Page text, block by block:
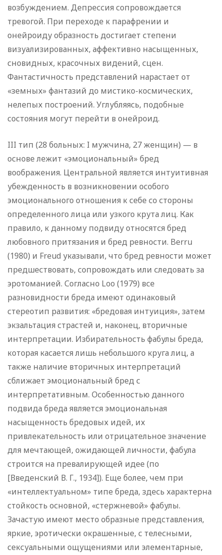
возбуждением. Депрессия сопровождается
тревогой. При переходе к парафрении и
онейроиду образность достигает степени
визуализированных, аффективно насыщенных,
сновидных, красочных видений, сцен.
Фантастичность представлений нарастает от
«земных» фантазий до мистико-космических,
нелепых построений. Углубляясь, подобные
состояния могут перейти в онейроид.
III тип (28 больных: I мужчина, 27 женщин) — в
основе лежит «эмоциональный» бред
воображения. Центральной является интуитивная
убежденность в возникновении особого
эмоционального отношения к себе со стороны
определенного лица или узкого крута лиц. Как
правило, к данному подвиду относятся бред
любовного притязания и бред ревности. Berru
(1980) и Freud указывали, что бред ревности может
предшествовать, сопровождать или следовать за
эротоманией. Согласно Loo (1979) все
разновидности бреда имеют одинаковый
стереотип развития: «бредовая интуиция», затем
экзальтация страстей и, наконец, вторичные
интерпретации. Избирательность фабулы бреда,
которая касается лишь небольшого круга лиц, а
также наличие вторичных интерпретаций
сближает эмоциональный бред с
интерпретативным. Особенностью данного
подвида бреда является эмоциональная
насыщенность бредовых идей, их
привлекательность или отрицательное значение
для мечтающей, ожидающей личности, фабула
строится на превалирующей идее (по
[Введенский В. Г., 1934]). Еще более, чем при
«интеллектуальном» типе бреда, здесь характерна
стойкость основной, «стержневой» фабулы.
Зачастую имеют место образные представления,
яркие, эротически окрашенные, с телесными,
сексуальными ощущениями или элементарные,